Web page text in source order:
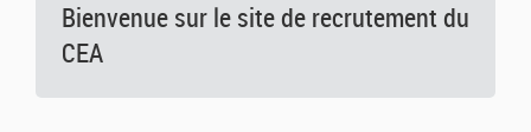
Bienvenue sur le site de recrutement du
CEA